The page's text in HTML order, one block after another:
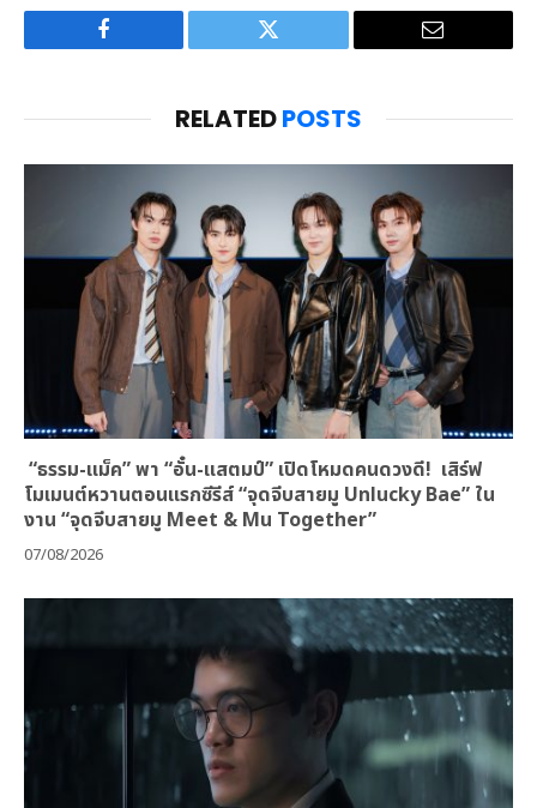
Facebook Twitter Email
RELATEDPOSTS
“ธรรม-แม็ค” พา “อั๋น-แสตมป์” เปิดโหมดคนดวงดี! เสิร์ฟ
โมเมนต์หวานตอนแรกซีรีส์ “จุดจีบสายมู Unlucky Bae” ใน
งาน “จุดจีบสายมู Meet & Mu Together”
07/08/2026